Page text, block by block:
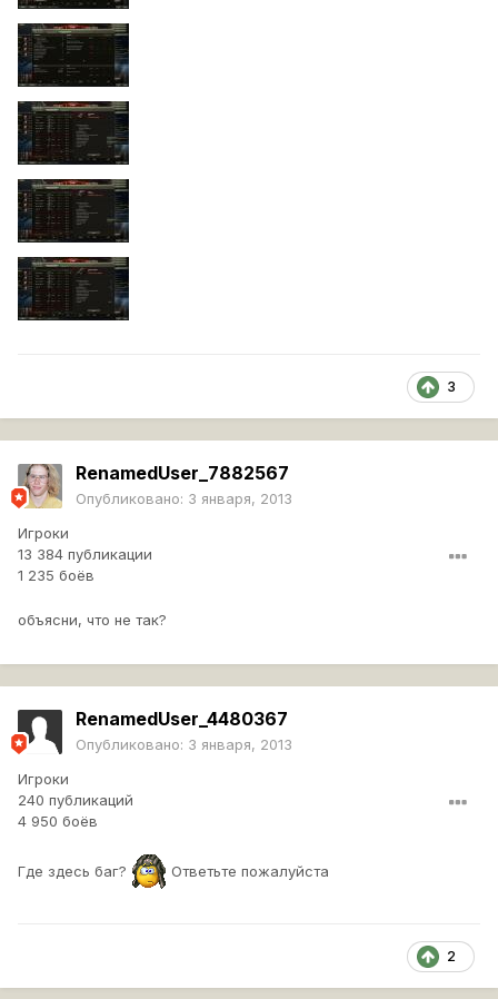
3
RenamedUser_7882567
Опубликовано: 3 января, 2013
Игроки
13 384 публикации
1 235 боёв
объясни, что не так?
RenamedUser_4480367
Опубликовано: 3 января, 2013
Игроки
240 публикаций
4 950 боёв
Где здесь баг? Ответьте пожалуйста
2